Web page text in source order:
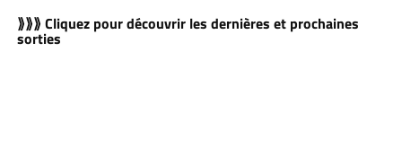
⟫⟫⟫ Cliquez pour découvrir les dernières et prochaines
sorties